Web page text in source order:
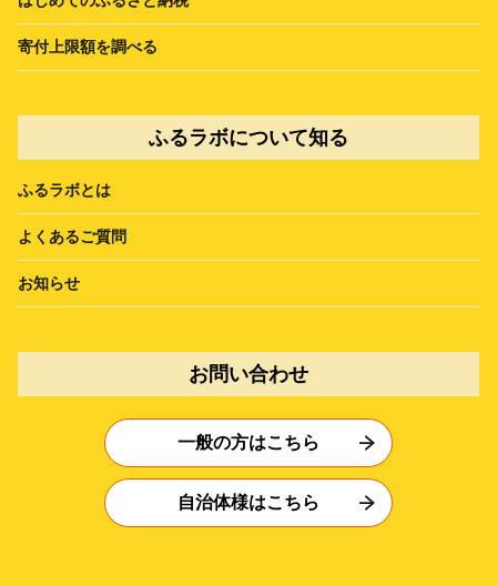
寄付上限額を調べる
ふるラボについて知る
ふるラボとは
よくあるご質問
お知らせ
お問い合わせ
一般の方はこちら
自治体様はこちら